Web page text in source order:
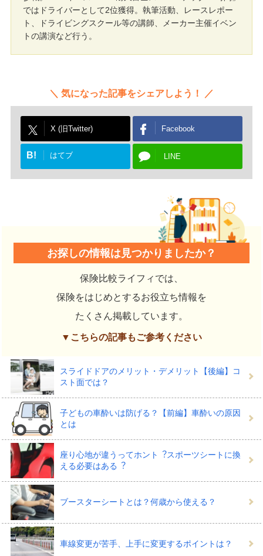
ではドライバーとして2位獲得。執筆活動、レースレポー
ト、ドライビングスクール等の講師、メーカー主催イベン
トの講演など行う。
気になった記事をシェアしよう！
X (旧Twitter) Facebook
B! はてブ LINE
お探しの情報は見つかりましたか？
保険比較ライフィでは、
保険をはじめとするお役立ち情報を
たくさん掲載しています。
▼こちらの記事もご参考ください
スライドドアのメリット・デメリット【後編】コ
スト面では？
子どもの車酔いは防げる？【前編】車酔いの原因
とは
座り⼼地が違うってホント︖スポーツシートに換
える必要はある︖
ブースターシートとは？何歳から使える？
車線変更が苦手、上手に変更するポイントは？